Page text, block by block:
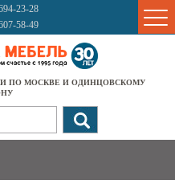
23-28
58-49
ПО МОСКВЕ И ОДИНЦОВСКОМУ